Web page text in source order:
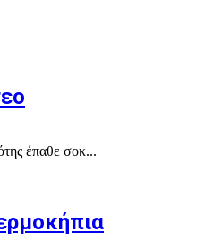
έπαθε σοκ...